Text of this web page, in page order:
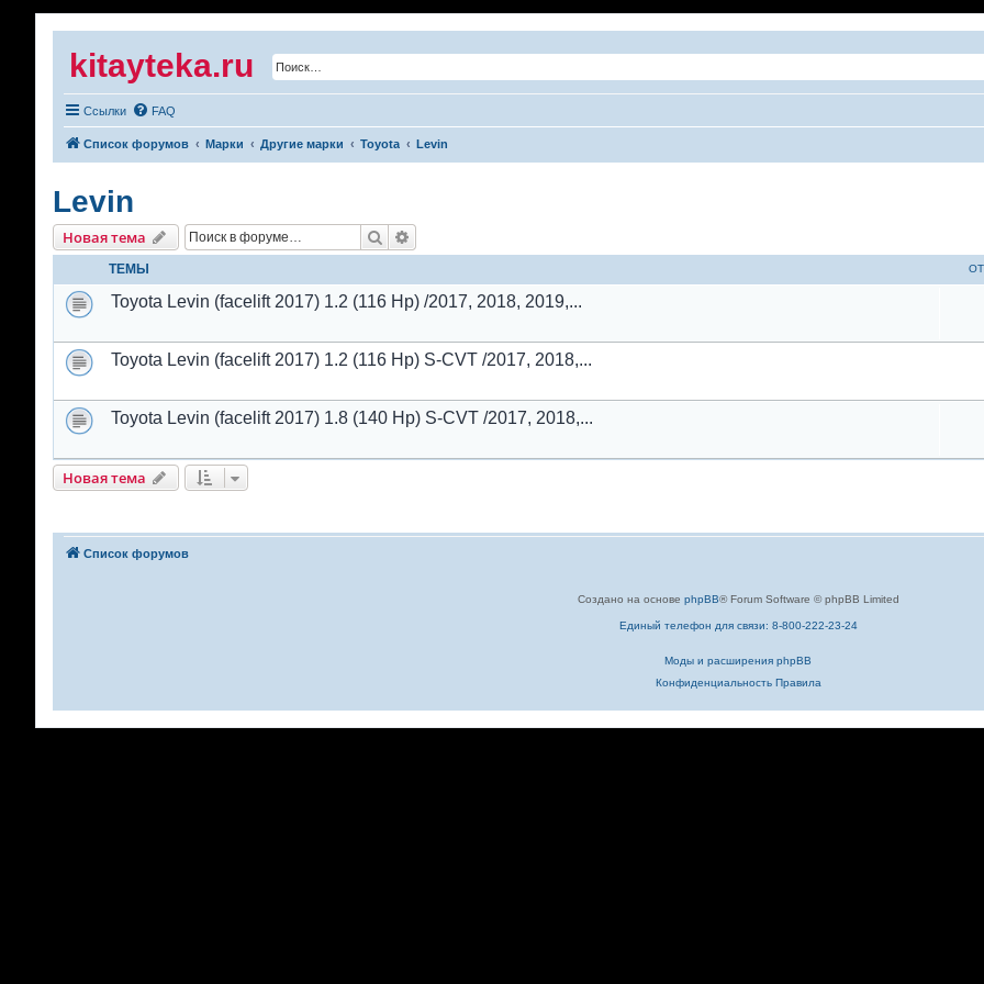
kitayteka.ru
Ссылки FAQ
Список форумов Марки Другие марки Toyota Levin
Levin
Новая тема Поиск
ТЕМЫ
Toyota Levin (facelift 2017) 1.2 (116 Hp) /2017, 2018, 2019,...
Toyota Levin (facelift 2017) 1.2 (116 Hp) S-CVT /2017, 2018,...
Toyota Levin (facelift 2017) 1.8 (140 Hp) S-CVT /2017, 2018,...
Новая тема
Список форумов
Создано на основе phpBB® Forum Software © phpBB Limited
Единый телефон для связи: 8-800-222-23-24
Моды и расширения phpBB
Конфиденциальность Правила